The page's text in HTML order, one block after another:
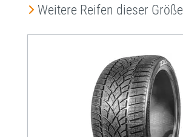
Produktgalerie überspringen
Weitere Reifen dieser Größe